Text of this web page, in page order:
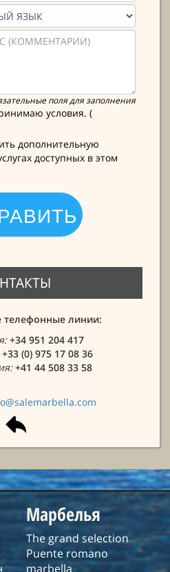
поля для заполнения
условия. (
дополнительную
доступных в этом
телефонные линии:
+34 951 204 417
+33 (0) 975 17 08 36
+41 44 508 33 58
Марбелья
The grand selection
Puente romano
marbella